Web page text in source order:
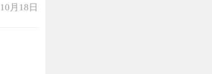
10月18日